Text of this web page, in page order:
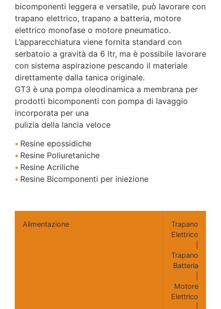
bicomponenti leggera e versatile, può lavorare con
trapano elettrico, trapano a batteria, motore
elettrico monofase o motore pneumatico.
L’apparecchiatura viene fornita standard con
serbatoio a gravità da 6 ltr, ma è possibile lavorare
con sistema aspirazione pescando il materiale
direttamente dalla tanica originale.
GT3 è una pompa oleodinamica a membrana per
prodotti bicomponenti con pompa di lavaggio
incorporata per una
pulizia della lancia veloce
• Resine epossidiche
• Resine Poliuretaniche
• Resine Acriliche
• Resine Bicomponenti per iniezione
Alimentazione
Trapano
Elettrico
Trapano
Batteria
Motore
Elettrico